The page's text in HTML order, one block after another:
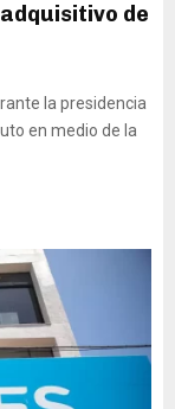
de
la presidencia
en medio de la